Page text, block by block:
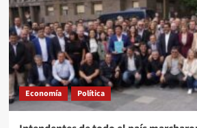
Economía Política